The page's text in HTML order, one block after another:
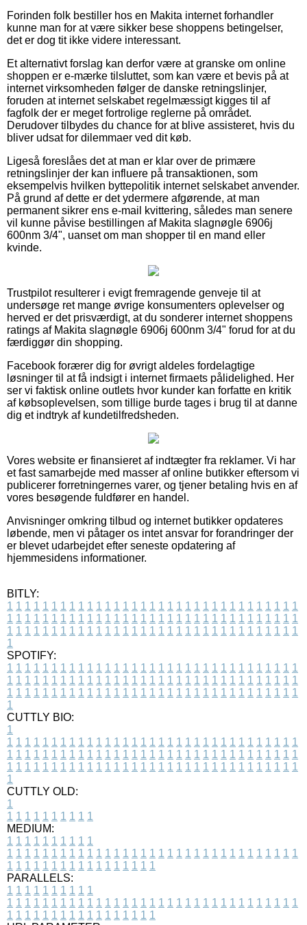
Forinden folk bestiller hos en Makita internet forhandler
kunne man for at være sikker bese shoppens betingelser,
det er dog tit ikke videre interessant.
Et alternativt forslag kan derfor være at granske om online
shoppen er e-mærke tilsluttet, som kan være et bevis på at
internet virksomheden følger de danske retningslinjer,
foruden at internet selskabet regelmæssigt kigges til af
fagfolk der er meget fortrolige reglerne på området.
Derudover tilbydes du chance for at blive assisteret, hvis du
bliver udsat for dilemmaer ved dit køb.
Ligeså foreslåes det at man er klar over de primære
retningslinjer der kan influere på transaktionen, som
eksempelvis hvilken byttepolitik internet selskabet anvender.
På grund af dette er det ydermere afgørende, at man
permanent sikrer ens e-mail kvittering, således man senere
vil kunne påvise bestillingen af Makita slagnøgle 6906j
600nm 3/4", uanset om man shopper til en mand eller
kvinde.
Trustpilot resulterer i evigt fremragende genveje til at
undersøge ret mange øvrige konsumenters oplevelser og
herved er det prisværdigt, at du sonderer internet shoppens
ratings af Makita slagnøgle 6906j 600nm 3/4" forud for at du
færdiggør din shopping.
Facebook forærer dig for øvrigt aldeles fordelagtige
løsninger til at få indsigt i internet firmaets pålidelighed. Her
ser vi faktisk online outlets hvor kunder kan forfatte en kritik
af købsoplevelsen, som tillige burde tages i brug til at danne
dig et indtryk af kundetilfredsheden.
Vores website er finansieret af indtægter fra reklamer. Vi har
et fast samarbejde med masser af online butikker eftersom vi
publicerer forretningernes varer, og tjener betaling hvis en af
vores besøgende fuldfører en handel.
Anvisninger omkring tilbud og internet butikker opdateres
løbende, men vi påtager os intet ansvar for forandringer der
er blevet udarbejdet efter seneste opdatering af
hjemmesidens informationer.
BITLY:
1 1 1 1 1 1 1 1 1 1 1 1 1 1 1 1 1 1 1 1 1 1 1 1 1 1 1 1 1 1 1 1 1
1 1 1 1 1 1 1 1 1 1 1 1 1 1 1 1 1 1 1 1 1 1 1 1 1 1 1 1 1 1 1 1 1
1 1 1 1 1 1 1 1 1 1 1 1 1 1 1 1 1 1 1 1 1 1 1 1 1 1 1 1 1 1 1 1 1
1
SPOTIFY:
1 1 1 1 1 1 1 1 1 1 1 1 1 1 1 1 1 1 1 1 1 1 1 1 1 1 1 1 1 1 1 1 1
1 1 1 1 1 1 1 1 1 1 1 1 1 1 1 1 1 1 1 1 1 1 1 1 1 1 1 1 1 1 1 1 1
1 1 1 1 1 1 1 1 1 1 1 1 1 1 1 1 1 1 1 1 1 1 1 1 1 1 1 1 1 1 1 1 1
1
CUTTLY BIO:
1
1 1 1 1 1 1 1 1 1 1 1 1 1 1 1 1 1 1 1 1 1 1 1 1 1 1 1 1 1 1 1 1 1
1 1 1 1 1 1 1 1 1 1 1 1 1 1 1 1 1 1 1 1 1 1 1 1 1 1 1 1 1 1 1 1 1
1 1 1 1 1 1 1 1 1 1 1 1 1 1 1 1 1 1 1 1 1 1 1 1 1 1 1 1 1 1 1 1 1
1
CUTTLY OLD:
1
1 1 1 1 1 1 1 1 1 1
MEDIUM:
1 1 1 1 1 1 1 1 1 1
1 1 1 1 1 1 1 1 1 1 1 1 1 1 1 1 1 1 1 1 1 1 1 1 1 1 1 1 1 1 1 1 1
1 1 1 1 1 1 1 1 1 1 1 1 1 1 1 1 1
PARALLELS:
1 1 1 1 1 1 1 1 1 1
1 1 1 1 1 1 1 1 1 1 1 1 1 1 1 1 1 1 1 1 1 1 1 1 1 1 1 1 1 1 1 1 1
1 1 1 1 1 1 1 1 1 1 1 1 1 1 1 1 1